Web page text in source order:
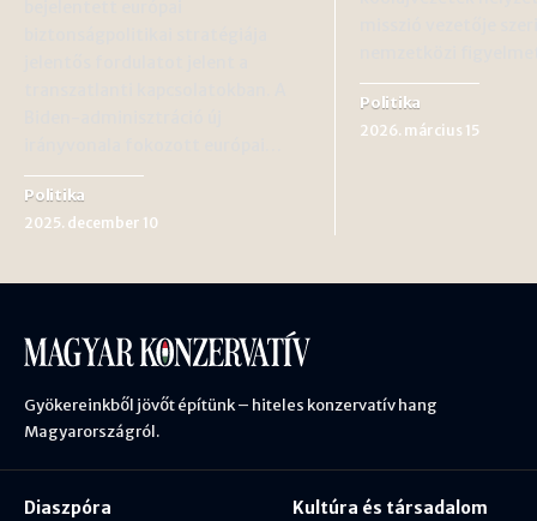
Politika
2025. december 10
Politika
2026. március 15
Gyökereinkből jövőt építünk – hiteles konzervatív hang
Magyarországról.
Diaszpóra
Kultúra és társadalom